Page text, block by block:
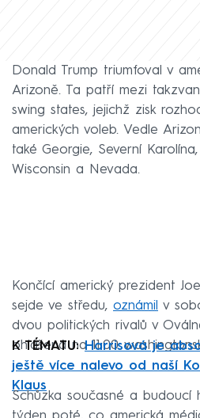
Donald Trump triumfoval v
Arizoně. Ta patří mezi
swing states, jejichž zisk
amerických voleb. Vedle
také Georgie, Severní
Wisconsin a Nevada.
Končící americký prezident
sejde ve středu, oznámil v
dvou politických rivalů v
ohlášená na 11:00
K TÉMATU:Harrisová je
ještě více nalevo od naší
Klaus
Schůzka současné a budoucí